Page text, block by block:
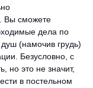
Вы сможете
дела по
(намочив грудь)
Безусловно, с
но это не значит,
в постельном